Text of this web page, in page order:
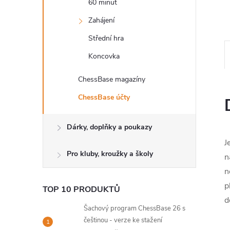
60 minut
Zahájení
Střední hra
Koncovka
ChessBase magazíny
ChessBase účty
Dárky, doplňky a poukazy
Pro kluby, kroužky a školy
TOP 10 PRODUKTŮ
Šachový program ChessBase 26 s
češtinou - verze ke stažení